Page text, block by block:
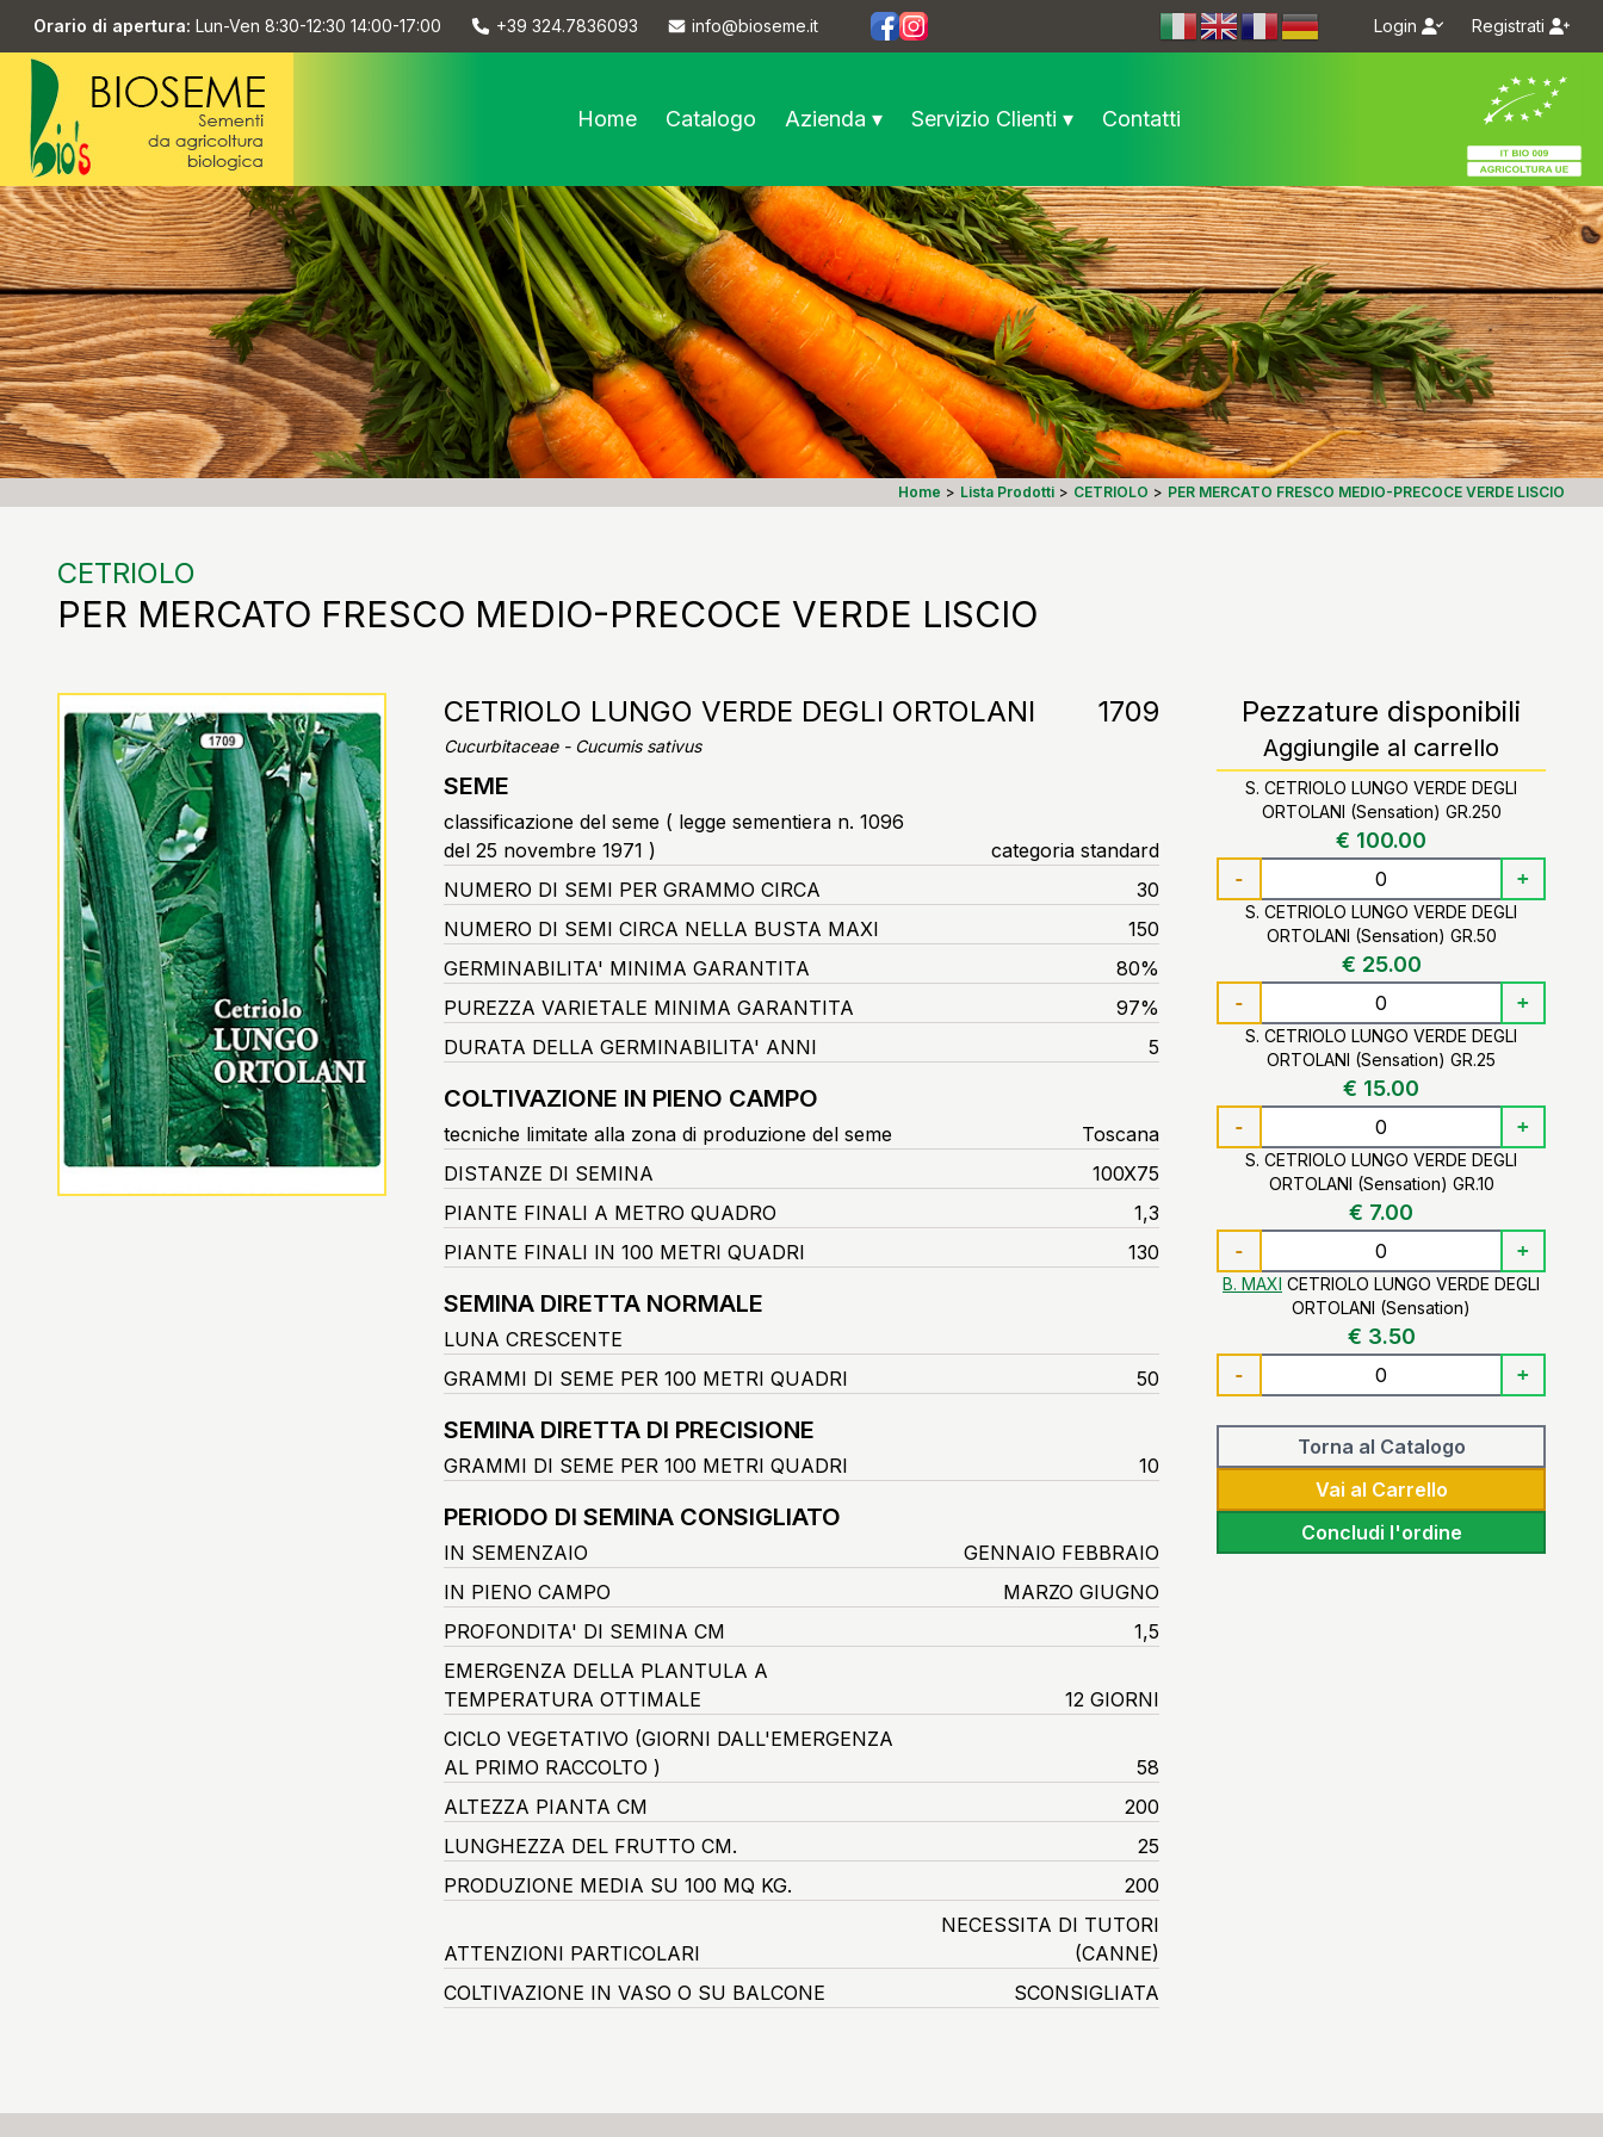
Orario di apertura: Lun-Ven 8:30-12:30 14:00-17:00 +39 324.7836093
info@bioseme.it
https://www.facebook.com/bioseme.it/
https://www.instagram.com/bioseme.it/
Login Registrati
Home Catalogo Azienda ▾ Servizio Clienti ▾ Contatti
Home > Lista Prodotti > CETRIOLO > PER MERCATO FRESCO MEDIO-PRECOCE VERDE LISCIO
CETRIOLO
PER MERCATO FRESCO MEDIO-PRECOCE VERDE LISCIO
CETRIOLO LUNGO VERDE DEGLI ORTOLANI 1709
Cucurbitaceae - Cucumis sativus
SEME
classificazione del seme ( legge sementiera n. 1096
del 25 novembre 1971 )
categoria standard
NUMERO DI SEMI PER GRAMMO CIRCA
30
NUMERO DI SEMI CIRCA NELLA BUSTA MAXI
150
GERMINABILITA' MINIMA GARANTITA
80%
PUREZZA VARIETALE MINIMA GARANTITA
97%
DURATA DELLA GERMINABILITA' ANNI
5
COLTIVAZIONE IN PIENO CAMPO
tecniche limitate alla zona di produzione del seme
Toscana
DISTANZE DI SEMINA
100X75
PIANTE FINALI A METRO QUADRO
1,3
PIANTE FINALI IN 100 METRI QUADRI
130
SEMINA DIRETTA NORMALE
LUNA CRESCENTE
GRAMMI DI SEME PER 100 METRI QUADRI
50
SEMINA DIRETTA DI PRECISIONE
GRAMMI DI SEME PER 100 METRI QUADRI 10
PERIODO DI SEMINA CONSIGLIATO
IN SEMENZAIO
GENNAIO FEBBRAIO
IN PIENO CAMPO
MARZO GIUGNO
PROFONDITA' DI SEMINA CM
1,5
EMERGENZA DELLA PLANTULA A
TEMPERATURA OTTIMALE
12 GIORNI
CICLO VEGETATIVO (GIORNI DALL'EMERGENZA
AL PRIMO RACCOLTO )
58
ALTEZZA PIANTA CM
200
LUNGHEZZA DEL FRUTTO CM.
25
PRODUZIONE MEDIA SU 100 MQ KG.
200
ATTENZIONI PARTICOLARI
NECESSITA DI TUTORI
(CANNE)
COLTIVAZIONE IN VASO O SU BALCONE
SCONSIGLIATA
Pezzature disponibili
Aggiungile al carrello
S. CETRIOLO LUNGO VERDE DEGLI
ORTOLANI (Sensation) GR.250
€ 100.00
- +
S. CETRIOLO LUNGO VERDE DEGLI
ORTOLANI (Sensation) GR.50
€ 25.00
- +
S. CETRIOLO LUNGO VERDE DEGLI
ORTOLANI (Sensation) GR.25
€ 15.00
- +
S. CETRIOLO LUNGO VERDE DEGLI
ORTOLANI (Sensation) GR.10
€ 7.00
- +
B. MAXI CETRIOLO LUNGO VERDE DEGLI
ORTOLANI (Sensation)
€ 3.50
- +
Torna al Catalogo
Vai al Carrello
Concludi l'ordine